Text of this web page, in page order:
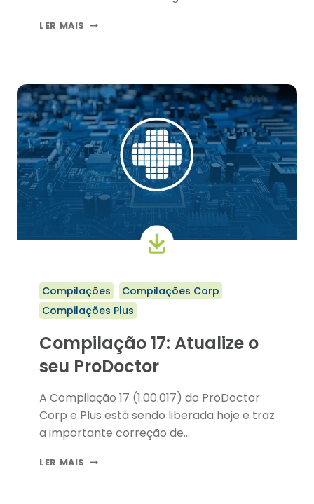
LER MAIS COMPILAÇÃO
PRODOCTOR
PLUS
Compilações
Compilações Corp
Compilações Plus
Compilação 17: Atualize o
seu ProDoctor
A Compilação 17 (1.00.017) do ProDoctor
Corp e Plus está sendo liberada hoje e traz
a importante correção de…
LER MAIS COMPILAÇÃO